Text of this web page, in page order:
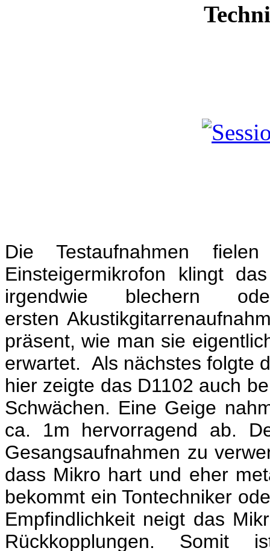
Die Testaufnahmen
Einsteigermikrofon klingt
irgendwie blechern
ersten
präsent, wie man sie
erwartet. Als nächstes folgte
hier zeigte das D1102 auch
Schwächen. Eine Geige
ca. 1m hervorragend ab.
Gesangsaufnahmen zu
dass Mikro hart und eher
bekommt ein Tontechniker
Empfindlichkeit neigt das
Rückkopplungen.